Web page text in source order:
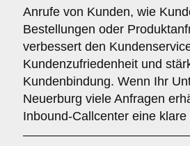
Anrufe von Kunden, wie
Bestellungen oder
verbessert den
Kundenzufriedenheit und
Kundenbindung. Wenn Ihr
Neuerburg viele Anfragen
Inbound-Callcenter eine